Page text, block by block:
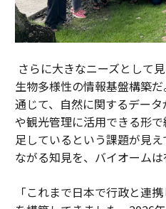
さらに大きなニーズとして
生物多様性の情報基盤構築
通じて、自然に関するデー
や観光管理に活用できる形
足しているという課題が見
ながる知見を、バイオームは
「これまで日本で行政と連